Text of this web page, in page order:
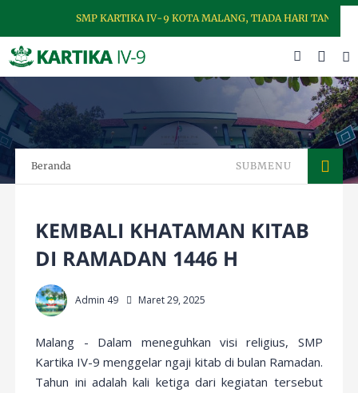
SMP KARTIKA IV-9 KOTA MALANG, TIADA HARI TANPA
Beranda SUBMENU
KEMBALI KHATAMAN KITAB
DI RAMADAN 1446 H
Admin 49 Maret 29, 2025
Malang - Dalam meneguhkan visi religius, SMP
Kartika IV-9 menggelar ngaji kitab di bulan Ramadan.
Tahun ini adalah kali ketiga dari kegiatan tersebut